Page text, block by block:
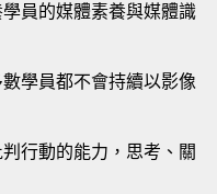
員的媒體素養與媒體識
學員都不會持續以影像
行動的能力，思考、關